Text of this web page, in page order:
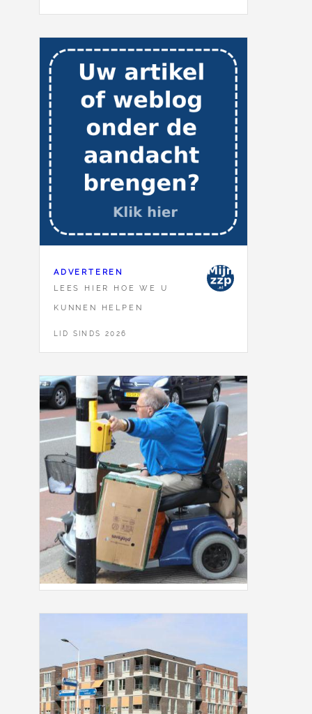
ADVERTEREN
LEES HIER HOE WE U
KUNNEN HELPEN
LID SINDS 2026